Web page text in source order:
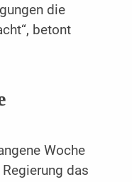
die
betont
Woche
das